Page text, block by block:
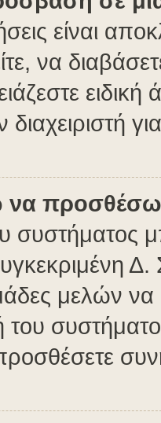
είναι
να
διαχειριστή
να
συστήματος
μελών
του